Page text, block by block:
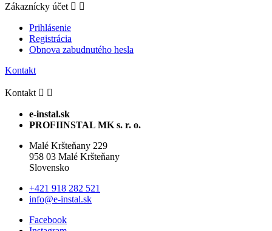
Zákaznícky účet  
Prihlásenie
Registrácia
Obnova zabudnutého hesla
Kontakt
Kontakt  
e-instal.sk
PROFIINSTAL MK s. r. o.
Malé Kršteňany 229
958 03 Malé Kršteňany
Slovensko
+421 918 282 521
info@e-instal.sk
Facebook